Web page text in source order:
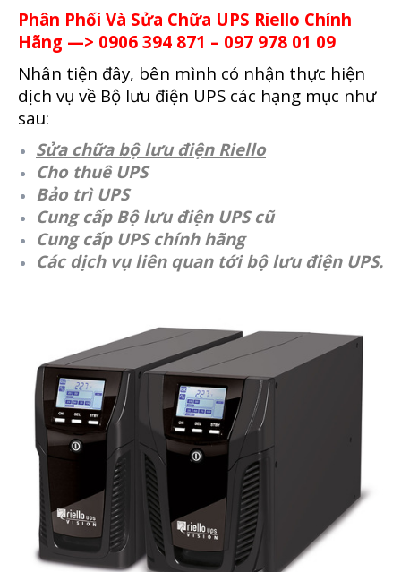
Phân Phối Và Sửa Chữa UPS Riello Chính
Hãng —> 0906 394 871 – 097 978 01 09
Nhân tiện đây, bên mình có nhận thực hiện
dịch vụ về Bộ lưu điện UPS các hạng mục như
sau:
Sửa chữa bộ lưu điện Riello
Cho thuê UPS
Bảo trì UPS
Cung cấp Bộ lưu điện UPS cũ
Cung cấp UPS chính hãng
Các dịch vụ liên quan tới bộ lưu điện UPS.